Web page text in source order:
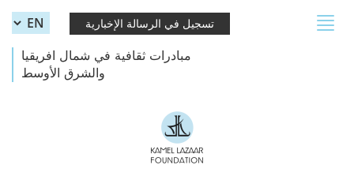
تسجيل في الرسالة الإخبارية
مبادرات ثقافية في شمال افريقيا
والشرق الأوسط
Toggle